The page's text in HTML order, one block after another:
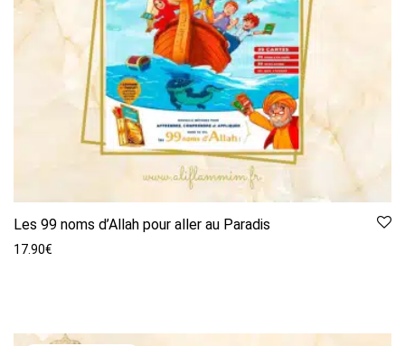
Les 99 noms d’Allah pour aller au Paradis
17.90€